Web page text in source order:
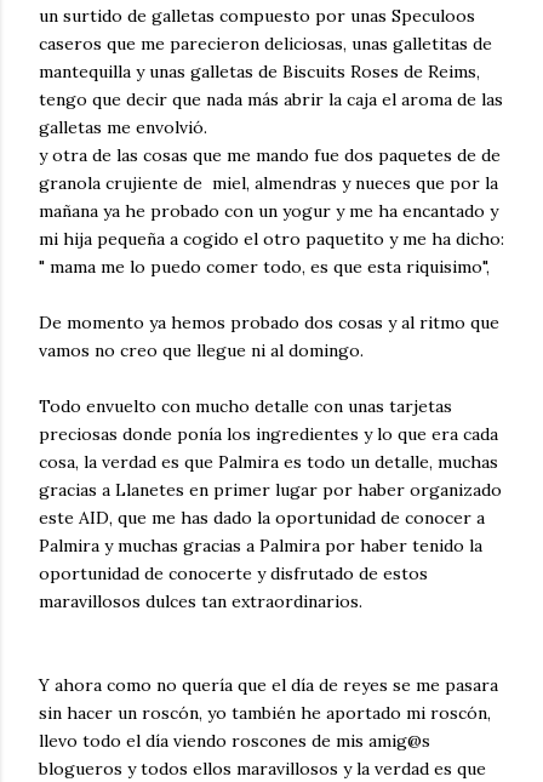
un surtido de galletas compuesto por unas Speculoos
caseros que me parecieron deliciosas, unas galletitas de
mantequilla y unas galletas de Biscuits Roses de Reims,
tengo que decir que nada más abrir la caja el aroma de las
galletas me envolvió.
y otra de las cosas que me mando fue dos paquetes de de
granola crujiente de miel, almendras y nueces que por la
mañana ya he probado con un yogur y me ha encantado y
mi hija pequeña a cogido el otro paquetito y me ha dicho:
" mama me lo puedo comer todo, es que esta riquisimo",
De momento ya hemos probado dos cosas y al ritmo que
vamos no creo que llegue ni al domingo.
Todo envuelto con mucho detalle con unas tarjetas
preciosas donde ponía los ingredientes y lo que era cada
cosa, la verdad es que Palmira es todo un detalle, muchas
gracias a Llanetes en primer lugar por haber organizado
este AID, que me has dado la oportunidad de conocer a
Palmira y muchas gracias a Palmira por haber tenido la
oportunidad de conocerte y disfrutado de estos
maravillosos dulces tan extraordinarios.
Y ahora como no quería que el día de reyes se me pasara
sin hacer un roscón, yo también he aportado mi roscón,
llevo todo el día viendo roscones de mis amig@s
blogueros y todos ellos maravillosos y la verdad es que